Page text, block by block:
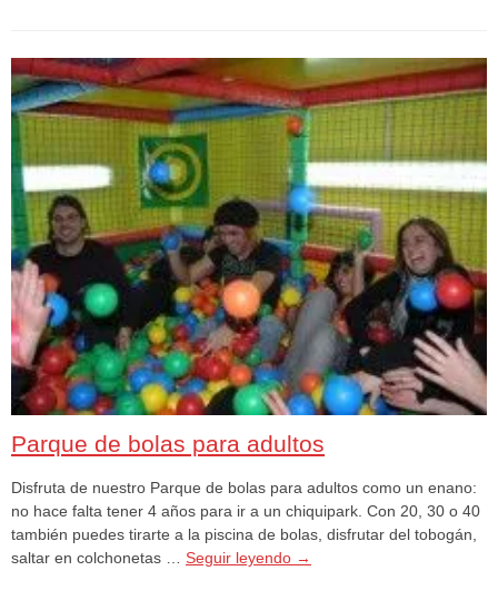
Parque de bolas para adultos
Disfruta de nuestro Parque de bolas para adultos como un enano:
no hace falta tener 4 años para ir a un chiquipark. Con 20, 30 o 40
también puedes tirarte a la piscina de bolas, disfrutar del tobogán,
saltar en colchonetas … Seguir leyendo →